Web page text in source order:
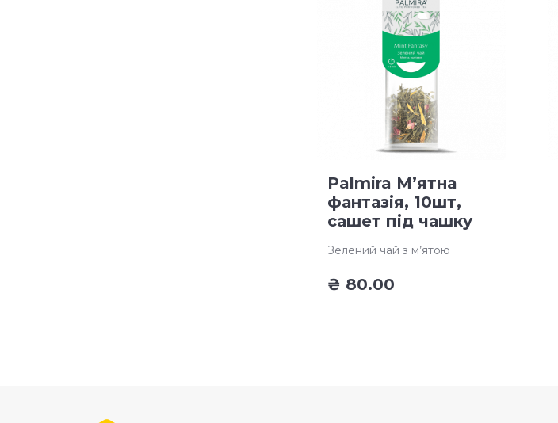
Palmira М’ятна
фантазія, 10шт,
сашет під чашку
Зелений чай з м’ятою
₴ 80.00